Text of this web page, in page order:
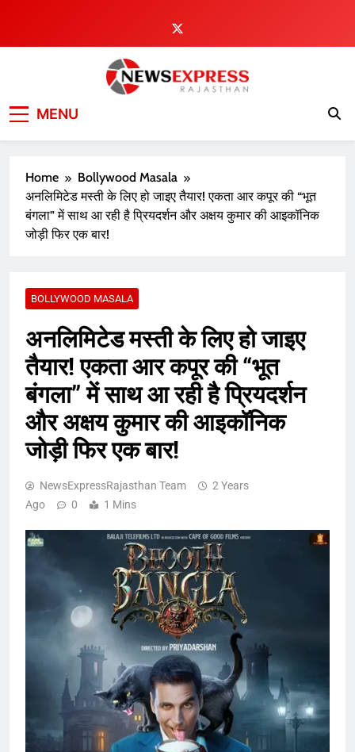
content
MENU
Home
Bollywood Masala
अनलिमिटेड मस्ती के लिए हो जाइए तैयार! एकता आर कपूर की “भूत
बंगला” में साथ आ रही है प्रियदर्शन और अक्षय कुमार की आइकॉनिक
जोड़ी फिर एक बार!
BOLLYWOOD MASALA
अनलिमिटेड मस्ती के लिए हो जाइए
तैयार! एकता आर कपूर की “भूत
बंगला” में साथ आ रही है प्रियदर्शन
और अक्षय कुमार की आइकॉनिक
जोड़ी फिर एक बार!
NewsExpressRajasthan Team
2 Years
Ago
0 1 Mins